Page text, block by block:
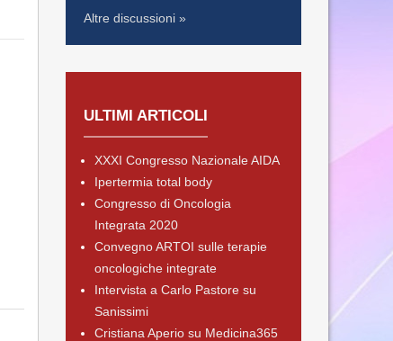
Altre discussioni »
ULTIMI ARTICOLI
XXXI Congresso Nazionale AIDA
Ipertermia total body
Congresso di Oncologia
Integrata 2020
Convegno ARTOI sulle terapie
oncologiche integrate
Intervista a Carlo Pastore su
Sanissimi
Cristiana Aperio su Medicina365